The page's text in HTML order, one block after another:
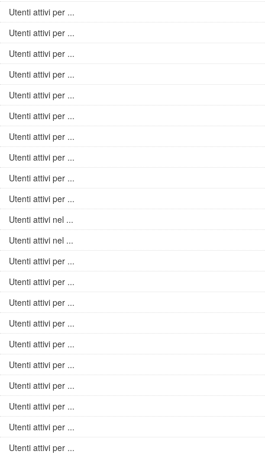
Utenti attivi per ...
Utenti attivi per ...
Utenti attivi per ...
Utenti attivi per ...
Utenti attivi per ...
Utenti attivi per ...
Utenti attivi per ...
Utenti attivi per ...
Utenti attivi per ...
Utenti attivi per ...
Utenti attivi nel ...
Utenti attivi nel ...
Utenti attivi per ...
Utenti attivi per ...
Utenti attivi per ...
Utenti attivi per ...
Utenti attivi per ...
Utenti attivi per ...
Utenti attivi per ...
Utenti attivi per ...
Utenti attivi per ...
Utenti attivi per ...